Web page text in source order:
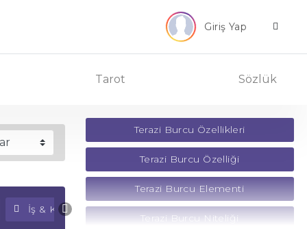
Giriş Yap
Tarot Sözlük
İş & Kariyer Falı Para Falı
Terazi Burcu Özellikleri
Terazi Burcu Özelliği
Terazi Burcu Elementi
Terazi Burcu Niteliği